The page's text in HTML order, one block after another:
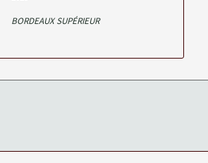
BORDEAUX SUPÉRIEUR